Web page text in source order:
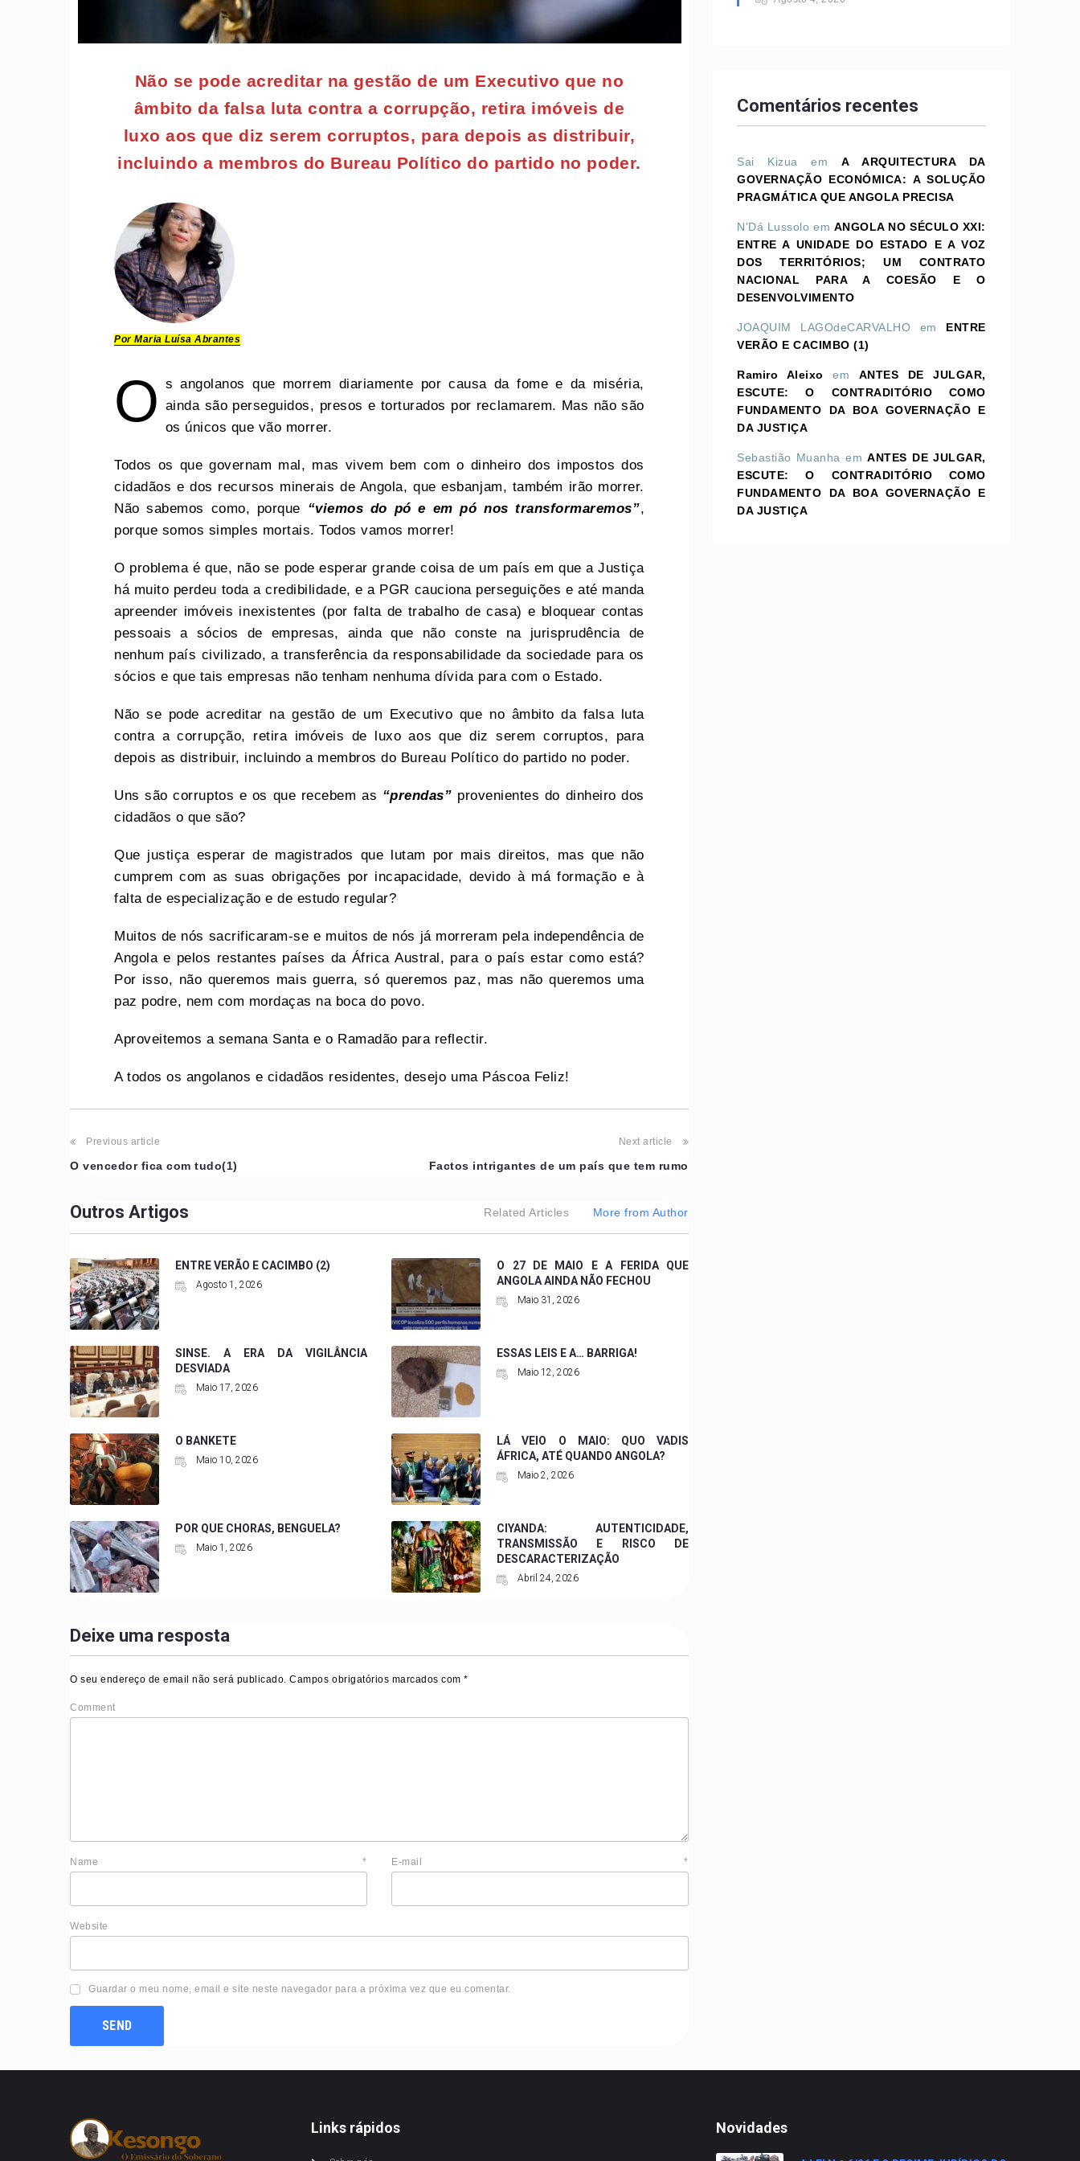
Não se pode acreditar na gestão de um Executivo que no
âmbito da falsa luta contra a corrupção, retira imóveis de
luxo aos que diz serem corruptos, para depois as distribuir,
incluindo a membros do Bureau Político do partido no poder.
Por Maria Luísa Abrantes
O s angolanos que morrem diariamente por causa da fome e da miséria,
ainda são perseguidos, presos e torturados por reclamarem. Mas não são
os únicos que vão morrer.
Todos os que governam mal, mas vivem bem com o dinheiro dos impostos dos
cidadãos e dos recursos minerais de Angola, que esbanjam, também irão morrer.
Não sabemos como, porque “viemos do pó e em pó nos transformaremos”,
porque somos simples mortais. Todos vamos morrer!
O problema é que, não se pode esperar grande coisa de um país em que a Justiça
há muito perdeu toda a credibilidade, e a PGR cauciona perseguições e até manda
apreender imóveis inexistentes (por falta de trabalho de casa) e bloquear contas
pessoais a sócios de empresas, ainda que não conste na jurisprudência de
nenhum país civilizado, a transferência da responsabilidade da sociedade para os
sócios e que tais empresas não tenham nenhuma dívida para com o Estado.
Não se pode acreditar na gestão de um Executivo que no âmbito da falsa luta
contra a corrupção, retira imóveis de luxo aos que diz serem corruptos, para
depois as distribuir, incluindo a membros do Bureau Político do partido no poder.
Uns são corruptos e os que recebem as “prendas” provenientes do dinheiro dos
cidadãos o que são?
Que justiça esperar de magistrados que lutam por mais direitos, mas que não
cumprem com as suas obrigações por incapacidade, devido à má formação e à
falta de especialização e de estudo regular?
Muitos de nós sacrificaram-se e muitos de nós já morreram pela independência de
Angola e pelos restantes países da África Austral, para o país estar como está?
Por isso, não queremos mais guerra, só queremos paz, mas não queremos uma
paz podre, nem com mordaças na boca do povo.
Aproveitemos a semana Santa e o Ramadão para reflectir.
A todos os angolanos e cidadãos residentes, desejo uma Páscoa Feliz!
Previous article
O vencedor fica com tudo(1)
Next article
Factos intrigantes de um país que tem rumo
Outros Artigos Related Articles More from Author
ENTRE VERÃO E CACIMBO (2)
Agosto 1, 2026
O 27 DE MAIO E A FERIDA QUE
ANGOLA AINDA NÃO FECHOU
Maio 31, 2026
SINSE. A ERA DA VIGILÂNCIA
DESVIADA
Maio 17, 2026
ESSAS LEIS E A… BARRIGA!
Maio 12, 2026
O BANKETE
Maio 10, 2026
LÁ VEIO O MAIO: QUO VADIS
ÁFRICA, ATÉ QUANDO ANGOLA?
Maio 2, 2026
POR QUE CHORAS, BENGUELA?
Maio 1, 2026
CIYANDA: AUTENTICIDADE,
TRANSMISSÃO E RISCO DE
DESCARACTERIZAÇÃO
Abril 24, 2026
Deixe uma resposta
O seu endereço de email não será publicado. Campos obrigatórios marcados com*
Comment
Name* E-mail*
Website
Guardar o meu nome, email e site neste navegador para a próxima vez que eu comentar.
Comentários recentes
Sai Kizua emA ARQUITECTURA DA
GOVERNAÇÃO ECONÓMICA: A SOLUÇÃO
PRAGMÁTICA QUE ANGOLA PRECISA
N'Dá Lussolo em ANGOLA NO SÉCULO XXI:
ENTRE A UNIDADE DO ESTADO E A VOZ
DOS TERRITÓRIOS; UM CONTRATO
NACIONAL PARA A COESÃO E O
DESENVOLVIMENTO
JOAQUIM LAGOdeCARVALHO em ENTRE
VERÃO E CACIMBO (1)
Ramiro Aleixo em ANTES DE JULGAR,
ESCUTE: O CONTRADITÓRIO COMO
FUNDAMENTO DA BOA GOVERNAÇÃO E
DA JUSTIÇA
Sebastião Muanha emANTES DE JULGAR,
ESCUTE: O CONTRADITÓRIO COMO
FUNDAMENTO DA BOA GOVERNAÇÃO E
DA JUSTIÇA
Links rápidos Novidades